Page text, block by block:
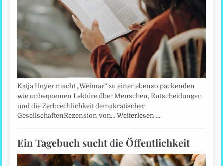
Katja Hoyer macht „Weimar“ zu einer ebenso packenden
wie unbequemen Lektüre über Menschen, Entscheidungen
und die Zerbrechlichkeit demokratischer
GesellschaftenRezension von…Weiterlesen …
Ein Tagebuch sucht die Öffentlichkeit